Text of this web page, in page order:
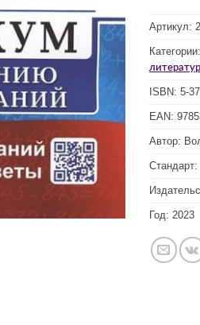
Артикул:
Категории:
ISBN: 5-
EAN:
Автор:
Стандарт:
Год: 2023